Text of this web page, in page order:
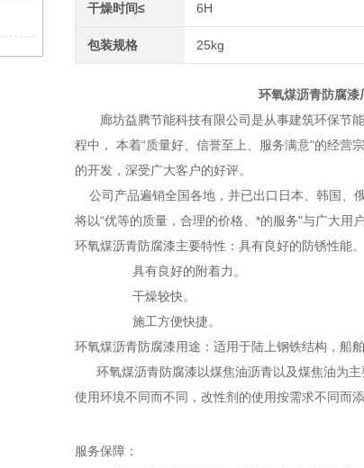
干燥时间≤ 6H
包装规格 25kg
环氧煤沥青防腐漆厂
廊坊益腾节能科技有限公司是从事建筑环保节能
程中， 本着“质量好、信誉至上、服务满意"的经营
的开发，深受广大客户的好评。
公司产品遍销全国各地，并已出口日本、韩国、
将以“优等的质量，合理的价格、*的服务"与广大用
环氧煤沥青防腐漆主要特性：具有良好的防锈性能。
具有良好的附着力。
干燥较快。
施工方便快捷。
环氧煤沥青防腐漆用途：适用于陆上钢铁结构，船
环氧煤沥青防腐漆以煤焦油沥青以及煤焦油为主
使用环境不同而不同，改性剂的使用按需求不同而添
服务保障：